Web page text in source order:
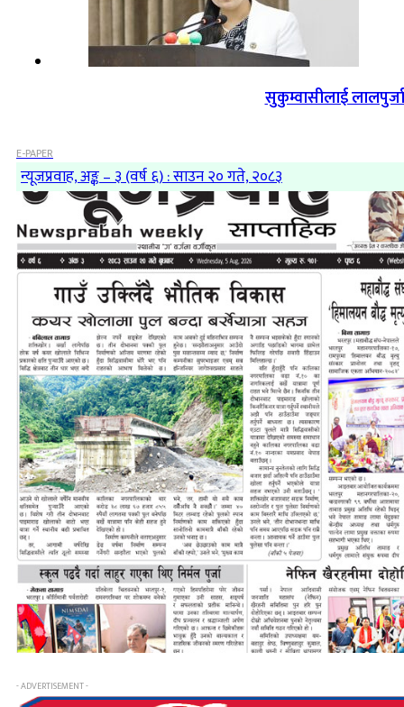
सुकुम्वासीलाई
E-PAPER
न्यूजप्रवाह, अङ्क – ३ (वर्ष ६) : साउन २० गते, २०८३
- ADVERTISEMENT -